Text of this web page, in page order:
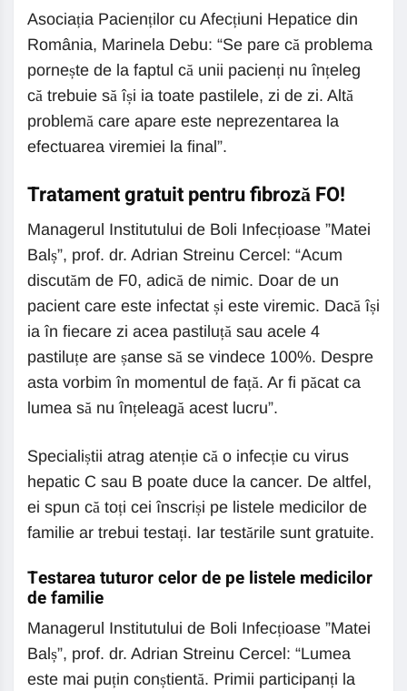
Asociația Pacienților cu Afecțiuni Hepatice din
România, Marinela Debu: “Se pare că problema
pornește de la faptul că unii pacienți nu înțeleg
că trebuie să își ia toate pastilele, zi de zi. Altă
problemă care apare este neprezentarea la
efectuarea viremiei la final”.
Tratament gratuit pentru fibroză FO!
Managerul Institutului de Boli Infecțioase ”Matei
Balș”, prof. dr. Adrian Streinu Cercel: “Acum
discutăm de F0, adică de nimic. Doar de un
pacient care este infectat și este viremic. Dacă își
ia în fiecare zi acea pastiluță sau acele 4
pastiluțe are șanse să se vindece 100%. Despre
asta vorbim în momentul de față. Ar fi păcat ca
lumea să nu înțeleagă acest lucru”.
Specialiștii atrag atenție că o infecție cu virus
hepatic C sau B poate duce la cancer. De altfel,
ei spun că toți cei înscriși pe listele medicilor de
familie ar trebui testați. Iar testările sunt gratuite.
Testarea tuturor celor de pe listele medicilor
de familie
Managerul Institutului de Boli Infecțioase ”Matei
Balș”, prof. dr. Adrian Streinu Cercel: “Lumea
este mai puțin conștientă. Primii participanți la